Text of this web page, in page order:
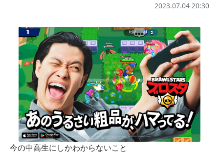
2023.07.04 20:30
今の中高生にしかわからないこと